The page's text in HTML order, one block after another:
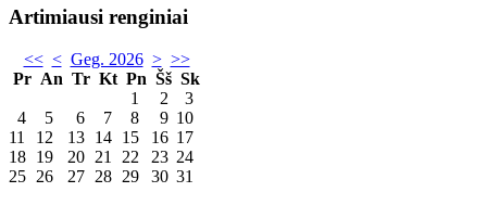
Artimiausi renginiai
<< < Geg. 2026 > >>
Pr An Tr Kt Pn Šš Sk
1
2
3
4
5 6 7 8 9 10
11
12 13 14 15 16 17
18 19 20 21 22 23 24
25 26 27 28 29 30 31